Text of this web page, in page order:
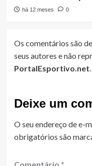
há 12 meses 0
Os comentários são
seus autores e não
PortalEsportivo.net.
Deixe um
O seu endereço de e-
obrigatórios são